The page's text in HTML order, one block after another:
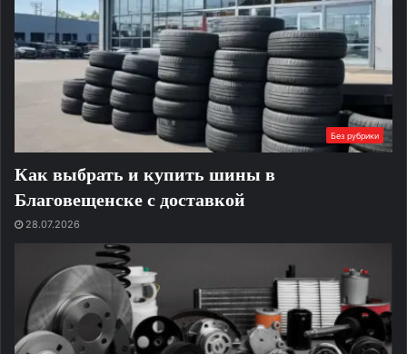
Без рубрики
Как выбрать и купить шины в
Благовещенске с доставкой
28.07.2026